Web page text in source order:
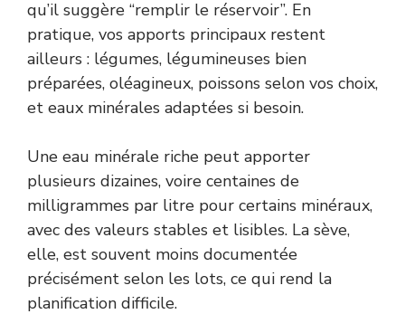
qu’il suggère “remplir le réservoir”. En
pratique, vos apports principaux restent
ailleurs : légumes, légumineuses bien
préparées, oléagineux, poissons selon vos choix,
et eaux minérales adaptées si besoin.
Une eau minérale riche peut apporter
plusieurs dizaines, voire centaines de
milligrammes par litre pour certains minéraux,
avec des valeurs stables et lisibles. La sève,
elle, est souvent moins documentée
précisément selon les lots, ce qui rend la
planification difficile.